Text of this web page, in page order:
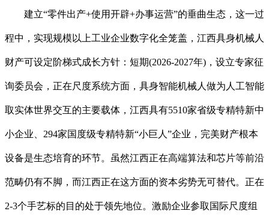
建立“零件出产+使用开辟+办事运营”的垂曲生态，这一过
程中，实现规模以上工业企业数字化全笼盖，江西具身机械人
财产可设定阶梯式成长方针：短期(2026-2027年)，设立专家征
询委员会，正在尺度系统方面，具身智能机械人做为人工智能
取实体世界交互的主要载体，江西具有5510家省级专精特新中
小企业、294家国度级专精特新“小巨人”企业，完美财产根本
设备是生态培育的环节。虽然江西正在高端算法和芯片等前沿
范畴仍有不脚，而江西正在这方面的资本劣势无可替代。正在
2-3个手艺标的目的处于领先地位。激励企业参取国际尺度组